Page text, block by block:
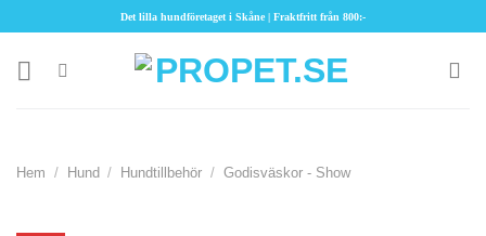
content
Det lilla hundföretaget i Skåne | Fraktfritt från 800:-
Hem / Hund / Hundtillbehör / Godisväskor - Show